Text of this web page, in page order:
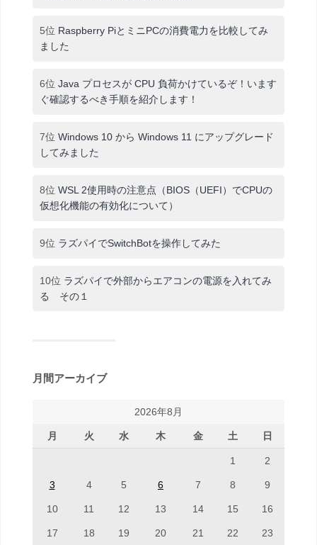
5位 Raspberry PiとミニPCの消費電力を比較してみ
ました
6位 Java プロセスが CPU 負荷かけているぞ！います
ぐ確認するべき手順を紹介します！
7位 Windows 10 から Windows 11 にアップグレード
してみました
8位 WSL 2使用時の注意点（BIOS（UEFI）でCPUの
仮想化機能の有効化について）
9位 ラズパイでSwitchBotを操作してみた
10位 ラズパイで外部からエアコンの電源を入れてみ
る その１
月間アーカイブ
2026年8月
月 火 水 木 金 土 日
1 2
3 4 5 6 7 8 9
10 11 12 13 14 15 16
17 18 19 20 21 22 23